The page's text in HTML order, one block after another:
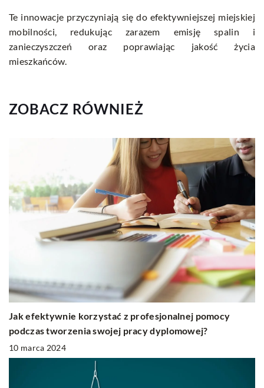
Te innowacje przyczyniają się do efektywniejszej miejskiej
mobilności, redukując zarazem emisję spalin i
zanieczyszczeń oraz poprawiając jakość życia
mieszkańców.
ZOBACZ RÓWNIEŻ
Jak efektywnie korzystać z profesjonalnej pomocy
podczas tworzenia swojej pracy dyplomowej?
10 marca 2024